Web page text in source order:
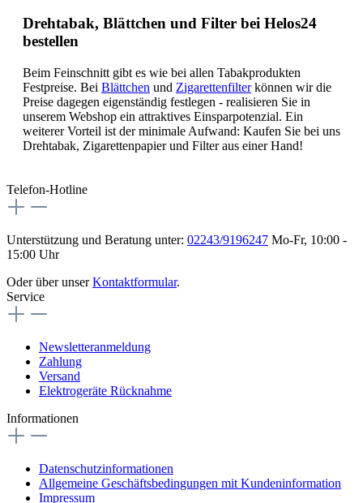
Drehtabak, Blättchen und Filter bei Helos24
bestellen
Beim Feinschnitt gibt es wie bei allen Tabakprodukten
Festpreise. Bei Blättchen und Zigarettenfilterkönnen wir die
Preise dagegen eigenständig festlegen - realisieren Sie in
unserem Webshop ein attraktives Einsparpotenzial. Ein
weiterer Vorteil ist der minimale Aufwand: Kaufen Sie bei uns
Drehtabak, Zigarettenpapier und Filter aus einer Hand!
Telefon-Hotline
Unterstützung und Beratung unter: 02243/9196247 Mo-Fr, 10:00 -
15:00 Uhr
Oder über unserKontaktformular.
Service
Newsletteranmeldung
Zahlung
Versand
Elektrogeräte Rücknahme
Informationen
Datenschutzinformationen
Allgemeine Geschäftsbedingungen mit Kundeninformation
Impressum